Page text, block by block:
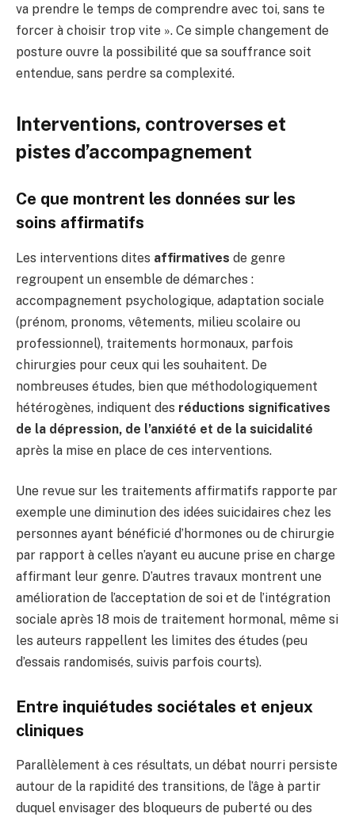
va prendre le temps de comprendre avec toi, sans te
forcer à choisir trop vite ». Ce simple changement de
posture ouvre la possibilité que sa souffrance soit
entendue, sans perdre sa complexité.
Interventions, controverses et
pistes d’accompagnement
Ce que montrent les données sur les
soins affirmatifs
Les interventions dites affirmatives de genre
regroupent un ensemble de démarches :
accompagnement psychologique, adaptation sociale
(prénom, pronoms, vêtements, milieu scolaire ou
professionnel), traitements hormonaux, parfois
chirurgies pour ceux qui les souhaitent. De
nombreuses études, bien que méthodologiquement
hétérogènes, indiquent des réductions significatives
de la dépression, de l’anxiété et de la suicidalité
après la mise en place de ces interventions.
Une revue sur les traitements affirmatifs rapporte par
exemple une diminution des idées suicidaires chez les
personnes ayant bénéficié d’hormones ou de chirurgie
par rapport à celles n’ayant eu aucune prise en charge
affirmant leur genre. D’autres travaux montrent une
amélioration de l’acceptation de soi et de l’intégration
sociale après 18 mois de traitement hormonal, même si
les auteurs rappellent les limites des études (peu
d’essais randomisés, suivis parfois courts).
Entre inquiétudes sociétales et enjeux
cliniques
Parallèlement à ces résultats, un débat nourri persiste
autour de la rapidité des transitions, de l’âge à partir
duquel envisager des bloqueurs de puberté ou des